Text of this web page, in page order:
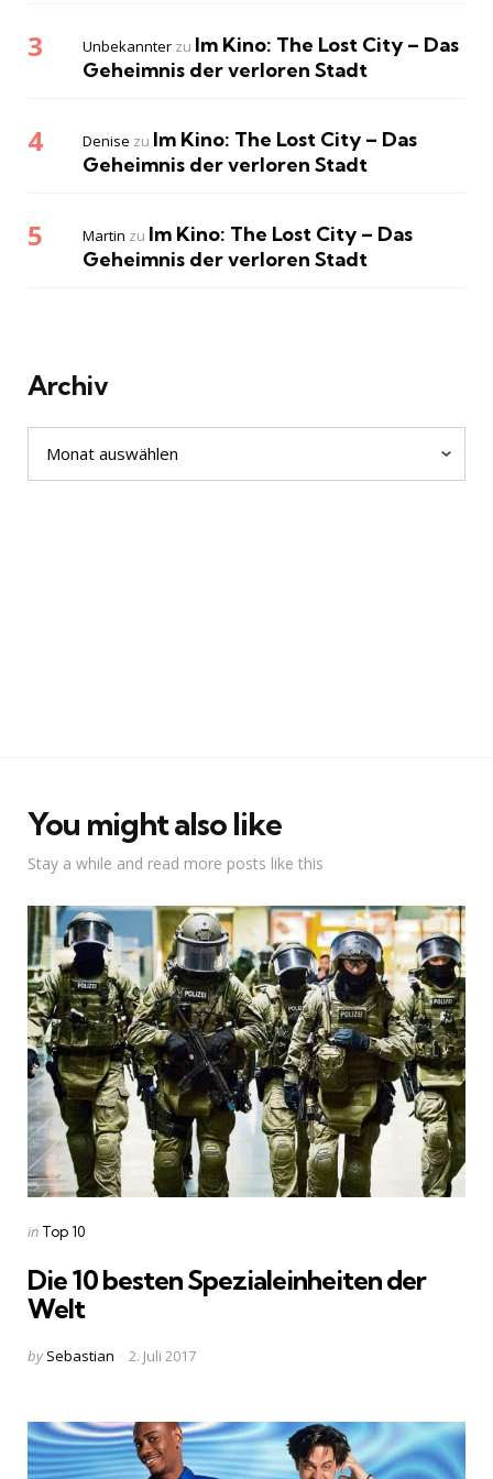
Unbekannter zu Im Kino: The Lost City – Das
Geheimnis der verloren Stadt
Denise zu Im Kino: The Lost City – Das
Geheimnis der verloren Stadt
Martin zu Im Kino: The Lost City – Das
Geheimnis der verloren Stadt
Archiv
Archiv
You might also like
Stay a while and read more posts like this
Categories
Posted
in Top 10
Die 10 besten Spezialeinheiten der
Welt
Posted
by Sebastian 2. Juli 2017